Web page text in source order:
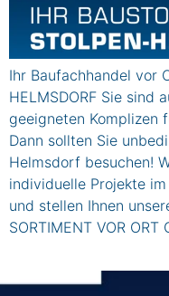
Ihr Baufachhandel vor
HELMSDORF Sie sind
geeigneten Komplizen
Dann sollten Sie
Helmsdorf besuchen!
individuelle Projekte
und stellen Ihnen
SORTIMENT VOR